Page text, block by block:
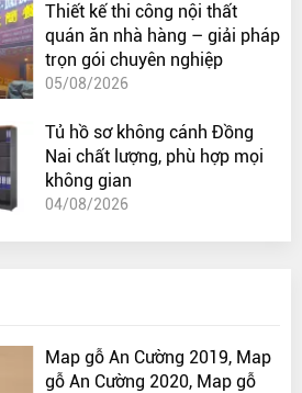
Thiết kế thi công nội thất
quán ăn nhà hàng – giải pháp
trọn gói chuyên nghiệp
05/08/2026
Tủ hồ sơ không cánh Đồng
Nai chất lượng, phù hợp mọi
không gian
04/08/2026
Map gỗ An Cường 2019, Map
gỗ An Cường 2020, Map gỗ